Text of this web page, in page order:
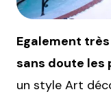
Egalement
sans doute les
un style Art